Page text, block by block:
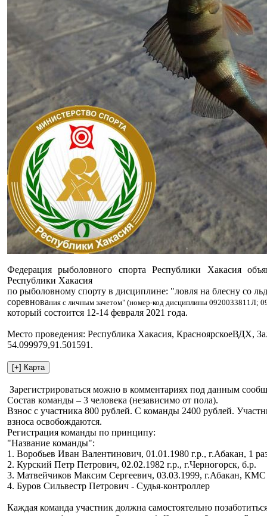
Федерация рыболовного спорта Республики Хакасия
Республики Хакасия
по рыболовному спорту в дисциплине: "ловля на блесну со
соревнования с личным зачетом" (номер-код дисциплины 0920033811Л;
который состоится 12-14 февраля 2021 года.
Место проведения: Республика Хакасия, КрасноярскоеВДХ,
54.099979,91.501591.
Зарегистрироваться можно в комментариях под данным
Состав команды – 3 человека (независимо от пола).
Взнос с участника 800 рублей. С команды 2400 рублей.
взноса освобождаются.
Регистрация команды по принципу:
"Название команды":
1. Воробьев Иван Валентинович, 01.01.1980 г.р., г.Абакан, 1
2. Курский Петр Петрович, 02.02.1982 г.р., г.Черногорск, б.р.
3. Матвейчиков Максим Сергеевич, 03.03.1999, г.Абакан, КМС
4. Буров Сильвестр Петрович - Судья-контроллер
Каждая команда участник должна самостоятельно